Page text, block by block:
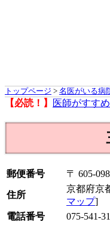
トップページ > 名医がいる病
【必読！】 医師がすす
郵便番号 〒 605-
住所
京都府京
マップ]
電話番号
075-541-